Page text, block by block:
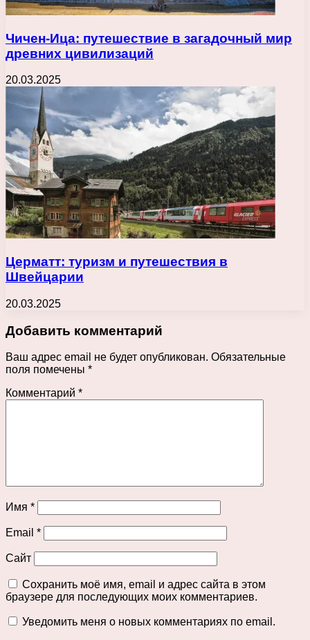
Чичен-Ица: путешествие в загадочный мир
древних цивилизаций
20.03.2025
Церматт: туризм и путешествия в
Швейцарии
20.03.2025
Добавить комментарий
Ваш адрес email не будет опубликован. Обязательные
поля помечены *
Комментарий *
Имя *
Email *
Сайт
Сохранить моё имя, email и адрес сайта в этом
браузере для последующих моих комментариев.
Уведомить меня о новых комментариях по email.